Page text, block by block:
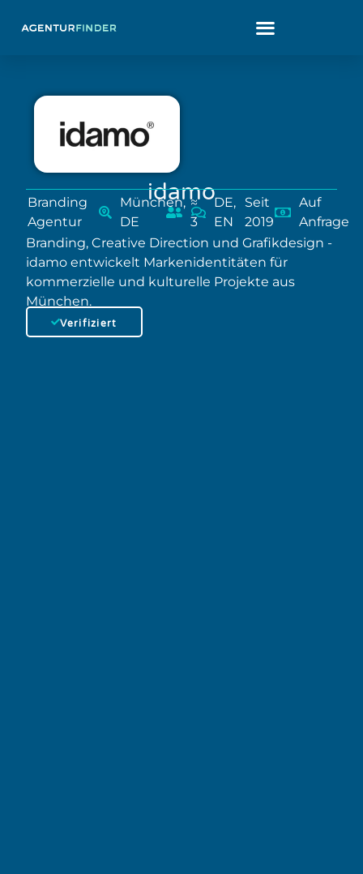
idamo
Branding
Agentur
München,
DE
≈
3
DE,
EN
Seit
2019
Auf
Anfrage
Branding, Creative Direction und Grafikdesign -
idamo entwickelt Markenidentitäten für
kommerzielle und kulturelle Projekte aus
München.
Verifiziert